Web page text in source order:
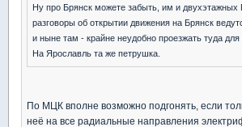
Ну про Брянск можете забыть, им и двухэтажных
разговоры об открытии движения на Брянск
и ныне там - крайне неудобно проезжать туда для
На Ярославль та же петрушка.
По МЦК вполне возможно подгонять, если
неё на все радиальные направления